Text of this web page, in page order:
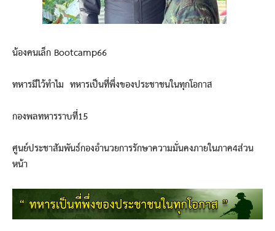
น้องคนเล็ก Bootcamp66
ทหารมีไว้ทำไม ทหารเป็นที่พึ่งของประชาชนในทุกโอกาส
กองพลทหารราบที่15
ศูนย์ประชาสัมพันธ์กองอำนวยการรักษาความมั่นคงภายในภาค4ส่วน
หน้า